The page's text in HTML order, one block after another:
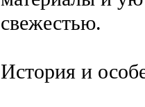
свежестью.
История и